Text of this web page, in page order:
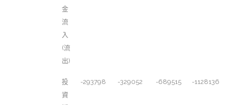
金
流
入
(流
出)
投
資
-293798 -329052 -689515 -1128136